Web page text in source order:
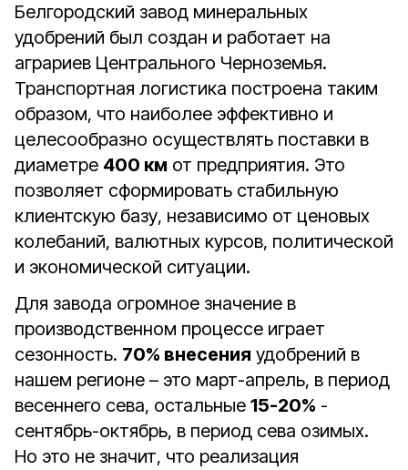
Белгородский завод минеральных
удобрений был создан и работает на
аграриев Центрального Черноземья.
Транспортная логистика построена таким
образом, что наиболее эффективно и
целесообразно осуществлять поставки в
диаметре 400 км от предприятия. Это
позволяет сформировать стабильную
клиентскую базу, независимо от ценовых
колебаний, валютных курсов, политической
и экономической ситуации.
Для завода огромное значение в
производственном процессе играет
сезонность. 70% внесения удобрений в
нашем регионе – это март-апрель, в период
весеннего сева, остальные 15-20% -
сентябрь-октябрь, в период сева озимых.
Но это не значит, что реализация